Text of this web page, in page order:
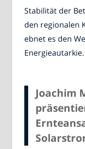
Stabilität der
den regionalen
ebnet es den
Energieautarkie.
Joachim